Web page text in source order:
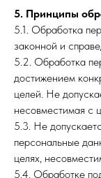
5. Принципы
5.1. Обработка
законной и
5.2. Обработка
достижением
целей. Не
несовместимая с
5.3. Не
персональные
целях,
5.4. Обработке